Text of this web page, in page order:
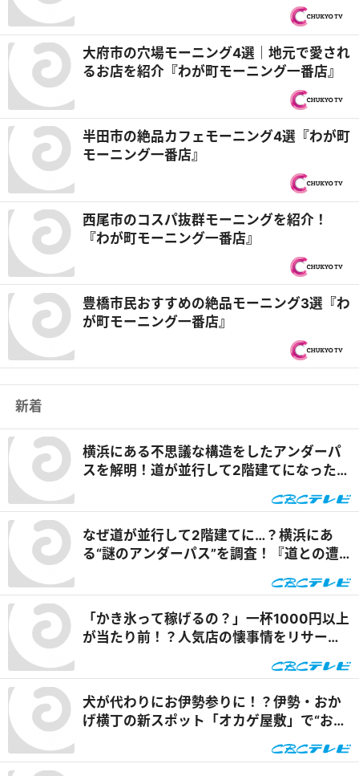
大府市の穴場モーニング4選｜地元で愛され
るお店を紹介『わが町モーニング一番店』
半田市の絶品カフェモーニング4選『わが町
モーニング一番店』
西尾市のコスパ抜群モーニングを紹介！
『わが町モーニング一番店』
豊橋市民おすすめの絶品モーニング3選『わ
が町モーニング一番店』
新着
横浜にある不思議な構造をしたアンダーパ
スを解明！道が並行して2階建てになったワ
なぜ道が並行して2階建てに…？横浜にあ
る“謎のアンダーパス”を調査！『道との遭
「かき氷って稼げるの？」一杯1000円以上
が当たり前！？人気店の懐事情をリサーチ
犬が代わりにお伊勢参りに！？伊勢・おか
げ横丁の新スポット「オカゲ屋敷」で“おか